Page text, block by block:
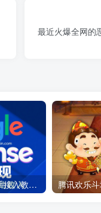
最近火爆全网的
Google AdSense 新手接入教程：虎哥手把手教你用网站赚取美元收入